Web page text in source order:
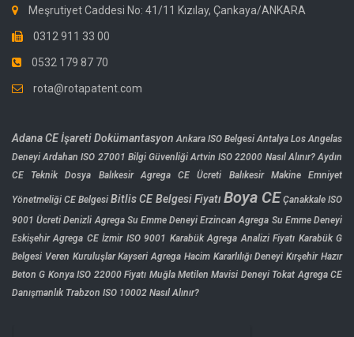
Meşrutiyet Caddesi No: 41/11 Kızılay, Çankaya/ANKARA
0312 911 33 00
0532 179 87 70
rota@rotapatent.com
Adana CE İşareti Dokümantasyon Ankara ISO Belgesi Antalya Los Angelas
Deneyi Ardahan ISO 27001 Bilgi Güvenliği Artvin ISO 22000 Nasıl Alınır? Aydın
CE Teknik Dosya
Balıkesir Agrega CE Ücreti Balıkesir Makine Emniyet
Yönetmeliği CE Belgesi Bitlis CE Belgesi Fiyatı Boya CE Çanakkale ISO
9001 Ücreti Denizli Agrega Su Emme Deneyi Erzincan Agrega Su Emme Deneyi
Eskişehir Agrega CE İzmir ISO 9001 Karabük Agrega Analizi Fiyatı Karabük G
Belgesi Veren Kuruluşlar Kayseri Agrega Hacim Kararlılığı Deneyi Kırşehir Hazır
Beton G Konya ISO 22000 Fiyatı Muğla Metilen Mavisi Deneyi Tokat Agrega CE
Danışmanlık Trabzon ISO 10002 Nasıl Alınır?